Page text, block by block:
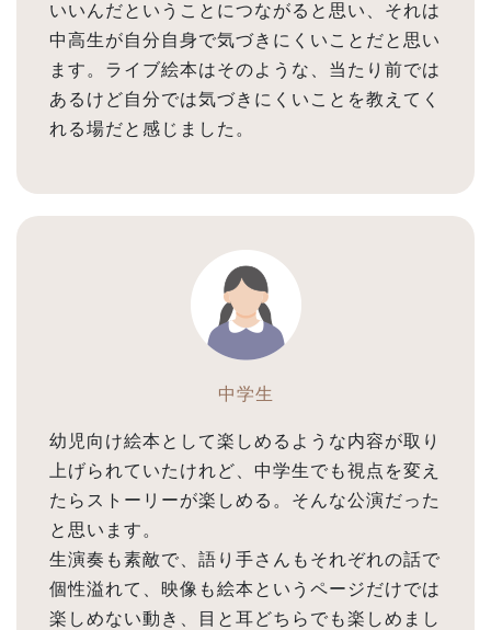
いいんだということにつながると思い、それは
中高生が自分自身で気づきにくいことだと思い
ます。ライブ絵本はそのような、当たり前では
あるけど自分では気づきにくいことを教えてく
れる場だと感じました。
中学生
幼児向け絵本として楽しめるような内容が取り
上げられていたけれど、中学生でも視点を変え
たらストーリーが楽しめる。そんな公演だった
と思います。
生演奏も素敵で、語り手さんもそれぞれの話で
個性溢れて、映像も絵本というページだけでは
楽しめない動き、目と耳どちらでも楽しめまし